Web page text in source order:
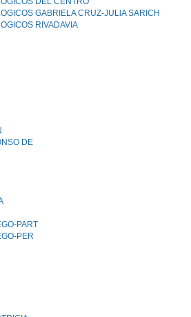
GABRIELA CRUZ-JULlA SARICH
RIVADAVIA
DE
PART
PER